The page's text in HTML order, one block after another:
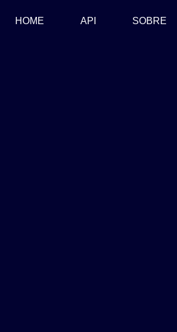
HOME (CURRENT)
API SOBRE